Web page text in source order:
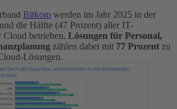
Bitkom werden im Jahr 2025 in der
die Hälfte (47 Prozent) aller IT-
Cloud betrieben. Lösungen für Personal,
zählen dabei mit 77 Prozent zu
Lösungen.